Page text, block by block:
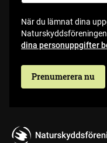
När du lämnat dina
dina personuppgifter
Prenumerera nu